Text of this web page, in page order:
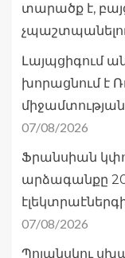
տարածք է,
Լայպցիգում
խորացնում է
07/08/2026
Ֆրանսիան
արձագանքը
07/08/2026
Պոլանսկու